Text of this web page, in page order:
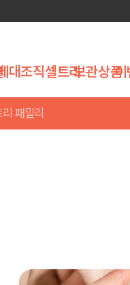
대조직셀트리보관상품
패밀리